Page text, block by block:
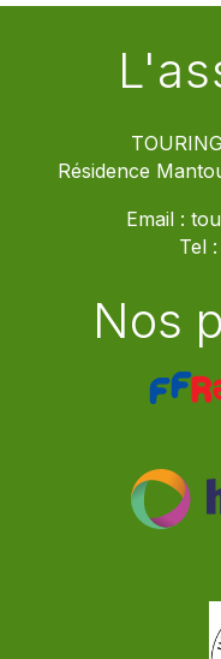
Résidence
Email :
Tel :
Nos